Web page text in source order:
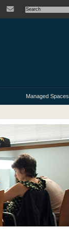
Managed Spaces